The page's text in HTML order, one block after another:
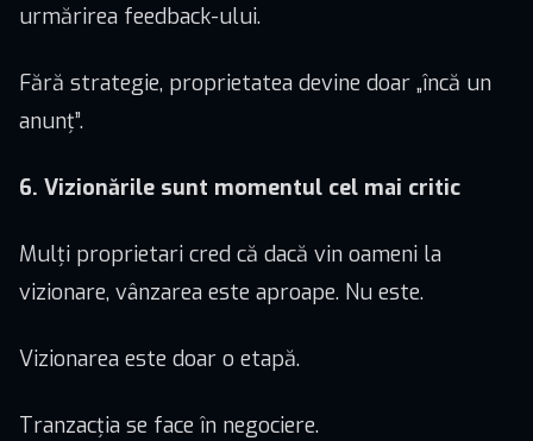
urmărirea feedback-ului.
Fără strategie, proprietatea devine doar „încă un
anunț”.
6. Vizionările sunt momentul cel mai critic
Mulți proprietari cred că dacă vin oameni la
vizionare, vânzarea este aproape. Nu este.
Vizionarea este doar o etapă.
Tranzacția se face în negociere.